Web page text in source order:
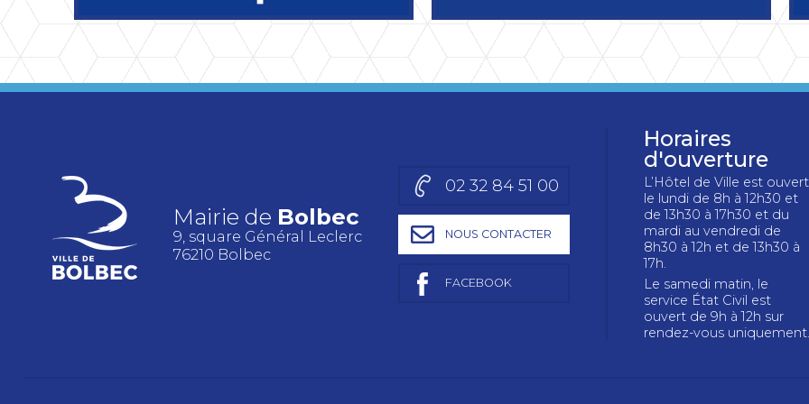
Mairie de Bolbec
9, square Général Leclerc
76210 Bolbec
02 32 84 51 00
NOUS CONTACTER
FACEBOOK
Horaires
d'ouverture
L’Hôtel de Ville est ouvert
le lundi de 8h à 12h30 et
de 13h30 à 17h30 et du
mardi au vendredi de
8h30 à 12h et de 13h30 à
17h.
Le samedi matin, le
service État Civil est
ouvert de 9h à 12h sur
rendez-vous uniquement.